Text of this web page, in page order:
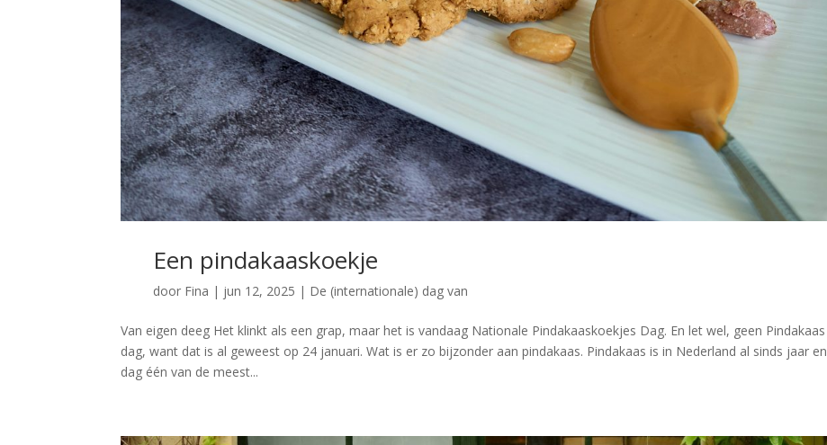
Een pindakaaskoekje
door Fina | jun 12, 2025 | De (internationale) dag van
Van eigen deeg Het klinkt als een grap, maar het is vandaag Nationale Pindakaaskoekjes Dag. En let wel, geen Pindakaas
dag, want dat is al geweest op 24 januari. Wat is er zo bijzonder aan pindakaas. Pindakaas is in Nederland al sinds jaar en
dag één van de meest...